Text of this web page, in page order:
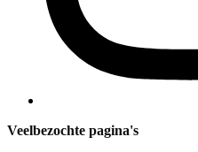
Veelbezochte pagina's